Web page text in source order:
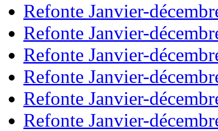
Refonte Janvier-
Refonte Janvier-
Refonte Janvier-
Refonte Janvier-
Refonte Janvier-
Refonte Janvier-